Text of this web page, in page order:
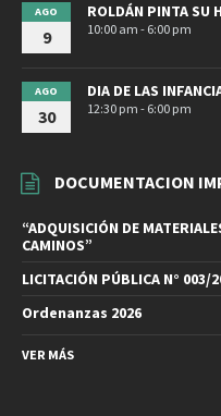
AGO
9
ROLDÁN PINTA SU
10:00 am - 6:00 pm
AGO
30
DIA DE LAS
12:30 pm - 6:00 pm
DOCUMENTACION
“ADQUISICIÓN DE
CAMINOS”
LICITACIÓN PÚBLICA N° 003/
Ordenanzas 2026
VER MÁS